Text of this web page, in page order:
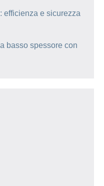
efficienza e sicurezza
basso spessore con